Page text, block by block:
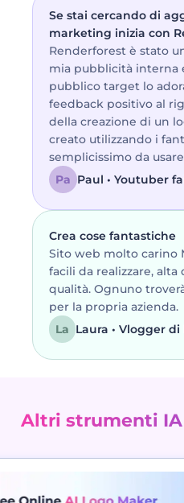
Se stai cercando di
marketing inizia con
Renderforest è stato
mia pubblicità interna
pubblico target lo
feedback positivo al
della creazione di un
creato utilizzando i
semplicissimo da
Pa Paul • Youtuber
Crea cose fantastiche
Sito web molto carino
facili da realizzare,
qualità. Ognuno
per la propria azienda.
La Laura • Vlogger di
Altri strumenti IA